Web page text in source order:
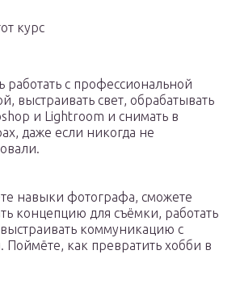
курс
работать с профессиональной
выстраивать свет, обрабатывать
и Lightroom и снимать в
даже если никогда не
навыки фотографа, сможете
концепцию для съёмки, работать
коммуникацию с
Поймёте, как превратить хобби в